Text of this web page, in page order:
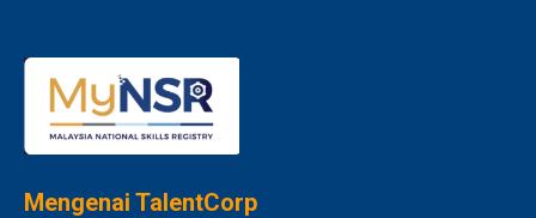
Mengenai TalentCorp